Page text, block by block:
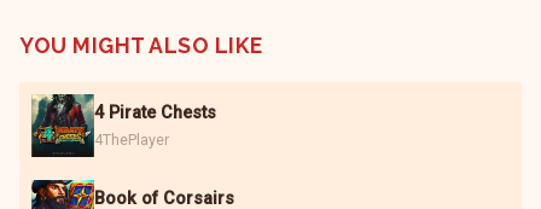
YOU MIGHT ALSO LIKE
4 Pirate Chests
4ThePlayer
Book of Corsairs